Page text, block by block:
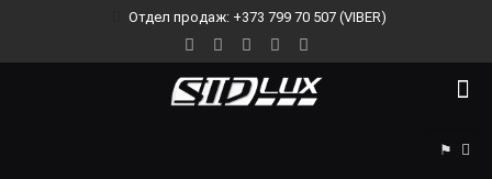
Отдел продаж: +373 799 70 507 (VIBER)
⚑